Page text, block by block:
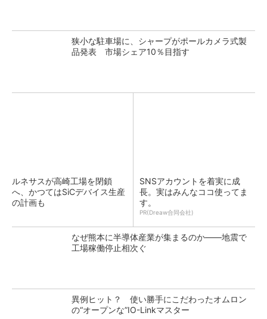
狭小な駐車場に、シャープがポールカメラ式製
品発表 市場シェア10％目指す
ルネサスが高崎工場を閉鎖
へ、かつてはSiCデバイス生産
の計画も
SNSアカウントを着実に成
長。実はみんなココ使ってま
す。
PR(Dreaw合同会社)
なぜ熊本に半導体産業が集まるのか――地震で
工場稼働停止相次ぐ
異例ヒット？ 使い勝手にこだわったオムロン
の“オープンな”IO-Linkマスター